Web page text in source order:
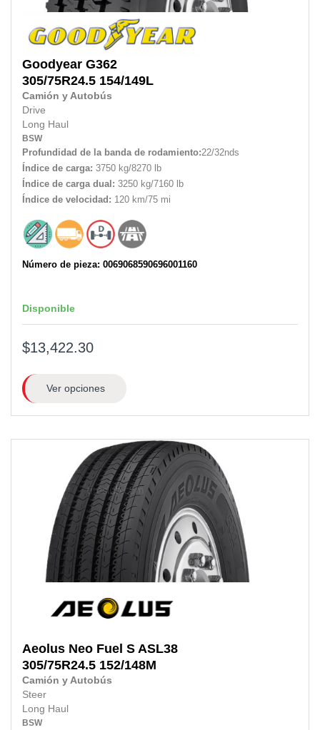
Goodyear G362
305/75R24.5 154/149L
Camión y Autobús
Drive
Long Haul
BSW
Profundidad de la banda de rodamiento:22/32nds
Índice de carga: 3750 kg/8270 lb
Índice de carga dual: 3250 kg/7160 lb
Índice de velocidad: 120 km/75 mi
Número de pieza: 0069068590696001160
Disponible
$13,422.30
Ver opciones
Aeolus Neo Fuel S ASL38
305/75R24.5 152/148M
Camión y Autobús
Steer
Long Haul
BSW